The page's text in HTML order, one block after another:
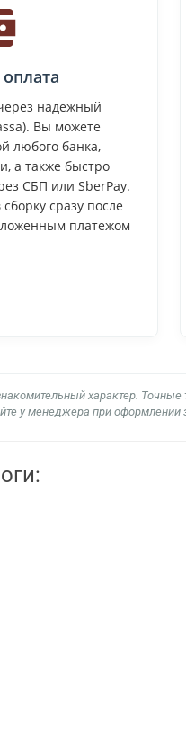
надежный
Вы можете
любого банка,
а также быстро
СБП или SberPay.
сразу после
платежом
характер.
у менеджера при оформлении